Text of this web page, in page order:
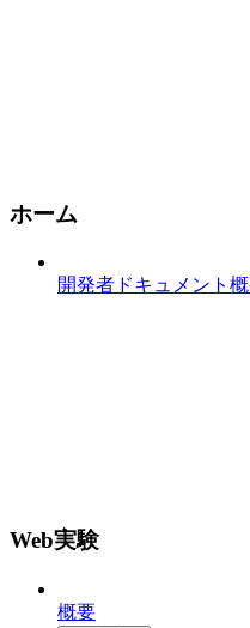
ホーム
開発者ドキュメント
Web実験
概要